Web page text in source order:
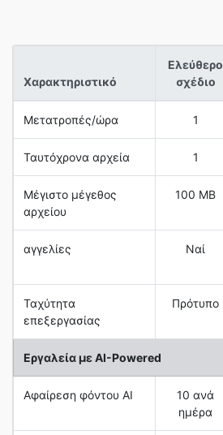
Χαρακτηριστικό
Ελεύθερο
σχέδιο
Μετατροπές/ώρα 1
Ταυτόχρονα αρχεία 1
Μέγιστο μέγεθος
αρχείου
100 MB
αγγελίες Ναί
Ταχύτητα
επεξεργασίας
Πρότυπο
Εργαλεία με AI-Powered
Αφαίρεση φόντου AI
10 ανά
ημέρα